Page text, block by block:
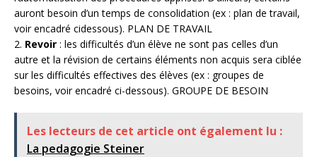
auront besoin d’un temps de consolidation (ex : plan de travail,
voir encadré cidessous). PLAN DE TRAVAIL
2. Revoir : les difficultés d’un élève ne sont pas celles d’un
autre et la révision de certains éléments non acquis sera ciblée
sur les difficultés effectives des élèves (ex : groupes de
besoins, voir encadré ci-dessous). GROUPE DE BESOIN
Les lecteurs de cet article ont également lu :
La pedagogie Steiner